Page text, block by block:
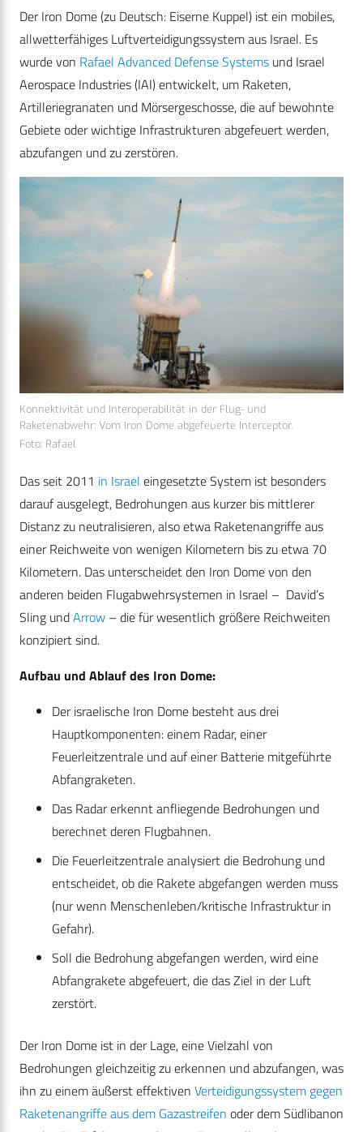
Der Iron Dome (zu Deutsch: Eiserne Kuppel) ist ein mobiles,
allwetterfähiges Luftverteidigungssystem aus Israel. Es
wurde von Rafael Advanced Defense Systems und Israel
Aerospace Industries (IAI) entwickelt, um Raketen,
Artilleriegranaten und Mörsergeschosse, die auf bewohnte
Gebiete oder wichtige Infrastrukturen abgefeuert werden,
abzufangen und zu zerstören.
Konnektivität und Interoperabilität in der Flug- und
Raketenabwehr: Vom Iron Dome abgefeuerte Interceptor.
Foto: Rafael
Das seit 2011 in Israel eingesetzte System ist besonders
darauf ausgelegt, Bedrohungen aus kurzer bis mittlerer
Distanz zu neutralisieren, also etwa Raketenangriffe aus
einer Reichweite von wenigen Kilometern bis zu etwa 70
Kilometern. Das unterscheidet den Iron Dome von den
anderen beiden Flugabwehrsystemen in Israel – David’s
Sling undArrow ­– die für wesentlich größere Reichweiten
konzipiert sind.
Aufbau und Ablauf des Iron Dome:
Der israelische Iron Dome besteht aus drei
Hauptkomponenten: einem Radar, einer
Feuerleitzentrale und auf einer Batterie mitgeführte
Abfangraketen.
Das Radar erkennt anfliegende Bedrohungen und
berechnet deren Flugbahnen.
Die Feuerleitzentrale analysiert die Bedrohung und
entscheidet, ob die Rakete abgefangen werden muss
(nur wenn Menschenleben/kritische Infrastruktur in
Gefahr).
Soll die Bedrohung abgefangen werden, wird eine
Abfangrakete abgefeuert, die das Ziel in der Luft
zerstört.
Der Iron Dome ist in der Lage, eine Vielzahl von
Bedrohungen gleichzeitig zu erkennen und abzufangen, was
ihn zu einem äußerst effektiven Verteidigungssystem gegen
Raketenangriffe aus dem Gazastreifen oder dem Südlibanon